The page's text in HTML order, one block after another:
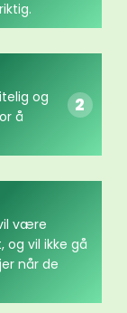
og
å
være
og vil ikke gå
når de